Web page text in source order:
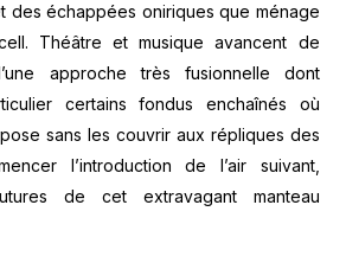
des échappées oniriques que ménage
Théâtre et musique avancent de
approche très fusionnelle dont
certains fondus enchaînés où
sans les couvrir aux répliques des
l’introduction de l’air suivant,
de cet extravagant manteau